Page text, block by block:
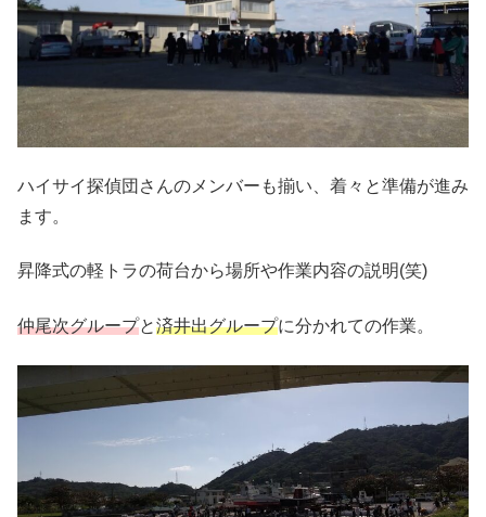
ハイサイ探偵団さんのメンバーも揃い、着々と準備が進み
ます。
昇降式の軽トラの荷台から場所や作業内容の説明(笑)
仲尾次グループと済井出グループに分かれての作業。